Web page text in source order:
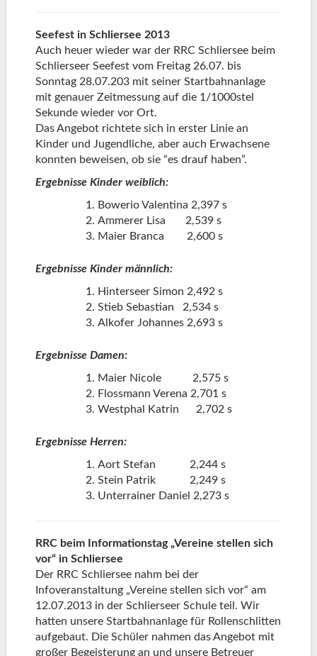
Seefest in Schliersee 2013
Auch heuer wieder war der RRC Schliersee beim
Schlierseer Seefest vom Freitag 26.07. bis
Sonntag 28.07.203 mit seiner Startbahnanlage
mit genauer Zeitmessung auf die 1/1000stel
Sekunde wieder vor Ort.
Das Angebot richtete sich in erster Linie an
Kinder und Jugendliche, aber auch Erwachsene
konnten beweisen, ob sie “es drauf haben”.
Ergebnisse Kinder weiblich:
Bowerio Valentina 2,397 s
Ammerer Lisa 2,539 s
Maier Branca 2,600 s
Ergebnisse Kinder männlich:
Hinterseer Simon 2,492 s
Stieb Sebastian 2,534 s
Alkofer Johannes 2,693 s
Ergebnisse Damen:
Maier Nicole 2,575 s
Flossmann Verena 2,701 s
Westphal Katrin 2,702 s
Ergebnisse Herren:
Aort Stefan 2,244 s
Stein Patrik 2,249 s
Unterrainer Daniel 2,273 s
RRC beim Informationstag „Vereine stellen sich
vor“ in Schliersee
Der RRC Schliersee nahm bei der
Infoveranstaltung „Vereine stellen sich vor“ am
12.07.2013 in der Schlierseer Schule teil. Wir
hatten unsere Startbahnanlage für Rollenschlitten
aufgebaut. Die Schüler nahmen das Angebot mit
großer Begeisterung an und unsere Betreuer